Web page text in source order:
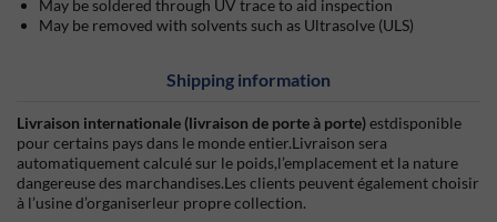
May be soldered through UV trace to aid inspection
May be removed with solvents such as Ultrasolve (ULS)
Shipping information
Livraison internationale (livraison de porte à porte)estdisponible
pour certains pays dans le monde entier.Livraison sera
automatiquement calculé sur le poids,l’emplacement et la nature
dangereuse des marchandises.Les clients peuvent également choisir
à l’usine d’organiserleur propre collection.